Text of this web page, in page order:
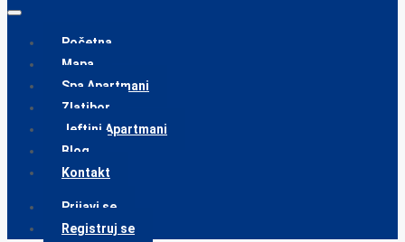
Početna
Mapa
Spa Apartmani
Zlatibor
Jeftini Apartmani
Blog
Kontakt
Prijavi se
Registruj se